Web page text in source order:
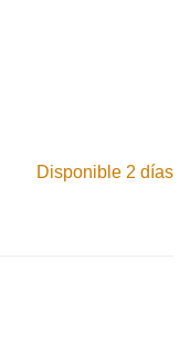
Disponible 2 días